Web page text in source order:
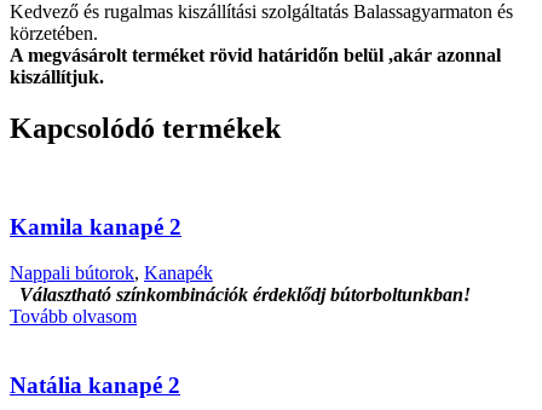
Kedvező és rugalmas kiszállítási szolgáltatás Balassagyarmaton és
körzetében.
A megvásárolt terméket rövid határidőn belül ,akár azonnal
kiszállítjuk.
Kapcsolódó termékek
Kamila kanapé 2
Nappali bútorok, Kanapék
Választható színkombinációk érdeklődj bútorboltunkban!
Tovább olvasom
Natália kanapé 2